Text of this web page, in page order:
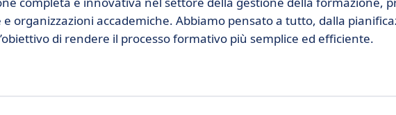
organizzazioni accademiche. Abbiamo pensato a tutto, dalla
di rendere il processo formativo più semplice ed efficiente.